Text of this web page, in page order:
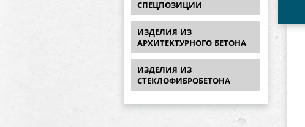
СПЕЦПОЗИЦИИ
ИЗДЕЛИЯ ИЗ
АРХИТЕКТУРНОГО БЕТОНА
ИЗДЕЛИЯ ИЗ
СТЕКЛОФИБРОБЕТОНА